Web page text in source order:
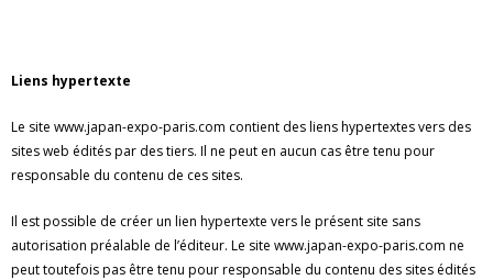
Liens hypertexte
Le site www.japan-expo-paris.com contient des liens hypertextes vers des
sites web édités par des tiers. Il ne peut en aucun cas être tenu pour
responsable du contenu de ces sites.
Il est possible de créer un lien hypertexte vers le présent site sans
autorisation préalable de l’éditeur. Le site www.japan-expo-paris.com ne
peut toutefois pas être tenu pour responsable du contenu des sites édités